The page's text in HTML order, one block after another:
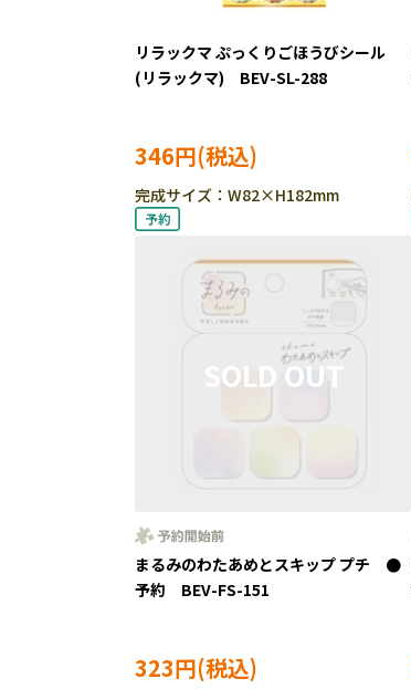
リラックマ ぷっくりごほうびシール
(リラックマ) BEV-SL-288
346円
完成サイズ：W82×H182mm
まるみのわたあめとスキップ プチ ●
予約 BEV-FS-151
323円